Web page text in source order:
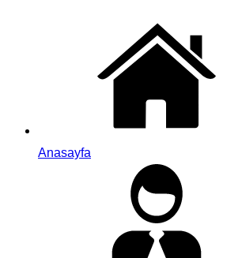
Anasayfa